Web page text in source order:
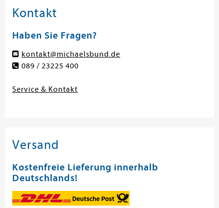
Kontakt
Haben Sie Fragen?
kontakt@michaelsbund.de
089 / 23225 400
Service & Kontakt
Versand
Kostenfreie Lieferung innerhalb
Deutschlands!